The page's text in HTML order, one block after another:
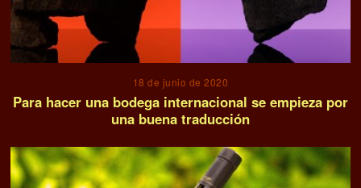
18 de junio de 2020
Para hacer una bodega internacional se empieza por
una buena traducción